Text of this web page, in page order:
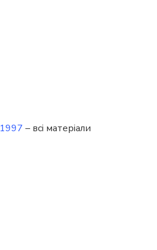
– всі матеріали